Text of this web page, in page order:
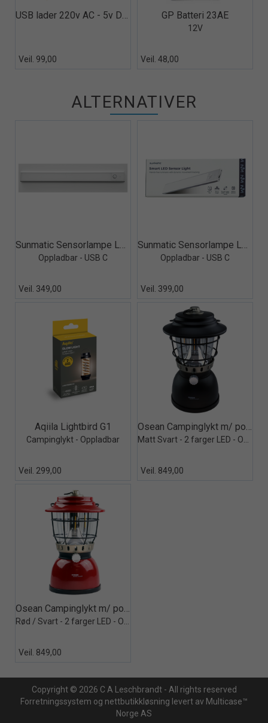
Quick View+ USB lader 220v AC - 5v DC 2000mAh
Veil. 99,00
Quick View+
GP Batteri 23AE
12V
Veil. 48,00
ALTERNATIVER
Quick View+ Sunmatic Sensorlampe LED 40cm 1-pk
Oppladbar - USB C
Veil. 349,00
Quick View+ Sunmatic Sensorlampe LED 20cm 2-pk
Oppladbar - USB C
Veil. 399,00
Quick View+
Aqiila Lightbird G1
Campinglykt - Oppladbar
Veil. 299,00
Quick View+ Osean Campinglykt m/ powerbank
Veil. 849,00
Quick View+ Osean Campinglykt m/ powerbank
Veil. 849,00
Copyright © 2026 C A Leschbrandt - All rights reserved
Forretningssystem og nettbutikkløsning levert av Multicase™
Norge AS